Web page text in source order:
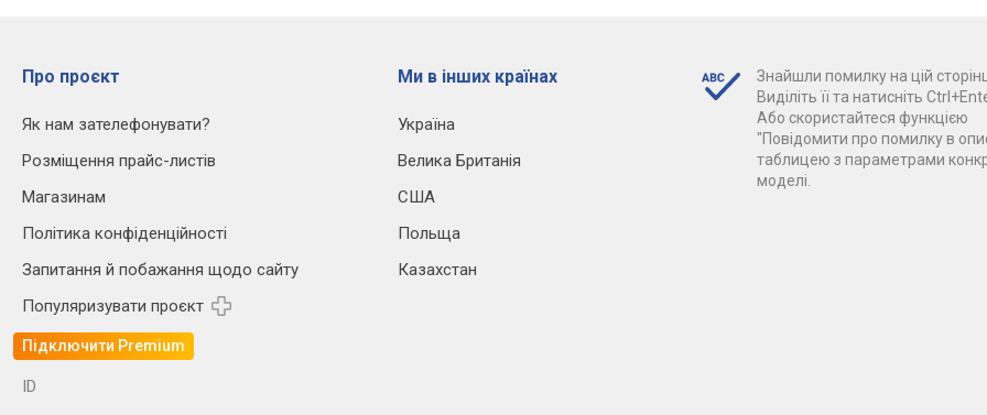
Про проєкт
Як нам зателефонувати?
Розміщення прайс-листів
Магазинам
Політика конфіденційності
Запитання й побажання щодо сайту
Популяризувати проєкт
Підключити Premium
Ми в інших країнах
Україна
Велика Британія
США
Польща
Казахстан
Знайшли помилку на цій
Виділіть її та натисніть
Або скористайтеся функцією
"Повідомити про помилку в
таблицею з параметрами
моделі.
ID